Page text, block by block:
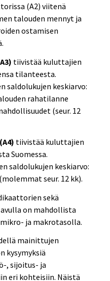
(A2) viitenä
talouden mennyt ja
ostamisen
tiivistää kuluttajien
tilanteesta.
saldolukujen keskiarvo:
rahatilanne
(seur. 12
tiivistää kuluttajien
Suomessa.
saldolukujen keskiarvo:
seur. 12 kk).
sekä
on mahdollista
ja makrotasolla.
mainittujen
kysymyksiä
, sijoitus- ja
eri kohteisiin. Näistä